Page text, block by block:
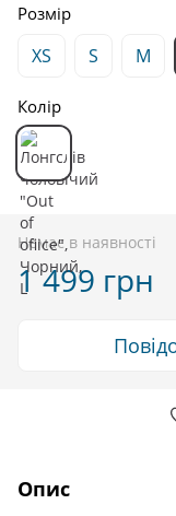
Розмір
XS S M
Колір
Немає в наявності
1 499 грн
Опис